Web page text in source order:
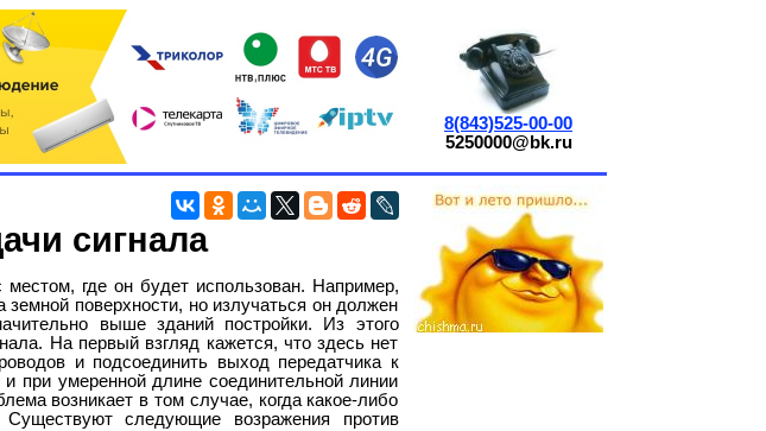
8(843)525-00-00
5250000@bk.ru
сигнала
местом, где он будет использован. Например,
поверхности, но излучаться он должен
выше зданий постройки. Из этого
На первый взгляд кажется, что здесь нет
и подсоединить выход передатчика к
при умеренной длине соединительной линии
возникает в том случае, когда какое-либо
следующие возражения против